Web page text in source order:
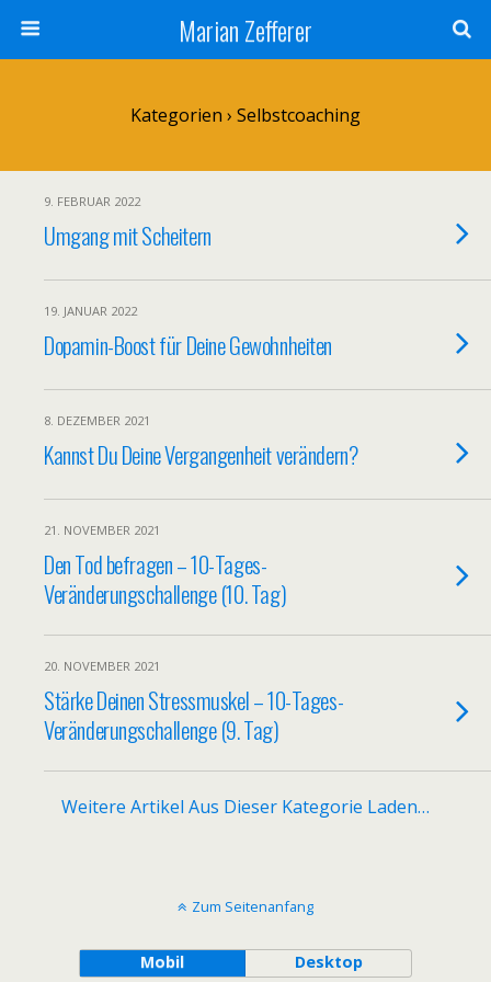
Marian Zefferer
Kategorien › Selbstcoaching
9. FEBRUAR 2022
Umgang mit Scheitern
19. JANUAR 2022
Dopamin-Boost für Deine Gewohnheiten
8. DEZEMBER 2021
Kannst Du Deine Vergangenheit verändern?
21. NOVEMBER 2021
Den Tod befragen – 10-Tages-
Veränderungschallenge (10. Tag)
20. NOVEMBER 2021
Stärke Deinen Stressmuskel – 10-Tages-
Veränderungschallenge (9. Tag)
Weitere Artikel Aus Dieser Kategorie Laden…
Zum Seitenanfang
Mobil Desktop